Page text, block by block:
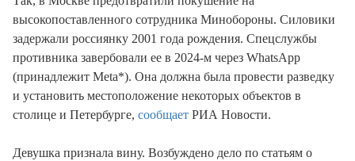
высокопоставленного сотрудника Минобороны. Силовики
задержали россиянку 2001 года рождения. Спецслужбы
противника завербовали ее в 2024-м через WhatsApp
(принадлежит Meta*). Она должна была провести разведку
и установить местоположение некоторых объектов в
столице и Петербурге, сообщает РИА Новости.
Девушка признала вину. Возбуждено дело по статьям о